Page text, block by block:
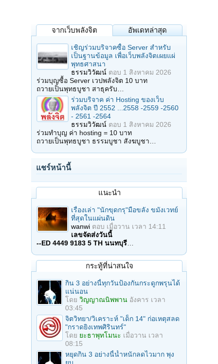
จากเว็บพลังจิต อัพเดทล่าสุด
เชิญร่วมบริจาคซื้อ Server สำหรับ
เป็นฐานข้อมูล เพื่อเว็บพลังจิตเผยแผ่
พุทธศาสนา
ธรรมวิวัฒน์ ตอบ 1 สิงหาคม 2026
ร่วมบุญซื้อ Server เวปพลังจิต 10 บาท
ถวายเป็นพุทธบูชา สาธุครับ…
ร่วมบริจาค ค่า Hosting ของเว็บ
พลังจิต ปี 2552 ...2558 -2559 -2560
- 2561 -2564
ธรรมวิวัฒน์ ตอบ 1 สิงหาคม 2026
ร่วมทำบุญ ค่า hosting = 10 บาท
ถวายเป็นพุทธบูชา ธรรมบูชา สังฆบูชา…
แชร์หน้านี้
แนะนำ
เรื่องเล่า "นักขุดกรุ"มือขลัง ขมังเวทย์
ที่สุดในแผ่นดิน
wanwi ตอบ เมื่อวาน เวลา 14:11
เลขจัดส่งวันนี้
--ED 4449 9183 5 TH นนทบุรี…
กระทู้ที่น่าสนใจ
กิน 3 อย่างนี้ทุกวันป้องกันกระดูกพรุนได้
แน่นอน
โดย วิญญาณนิพพาน อังคาร เวลา
03:45
จิตวิทยา/วิเคราะห์ "เด็ก 14" ก่อเหตุสลด
"กราดยิงเทพศิรินทร์"
โดย ยะธาพุทโมนะ เมื่อวาน เวลา
08:15
หยุดกิน 3 อย่างนี้น้ำหนักลดไวมาก พุง